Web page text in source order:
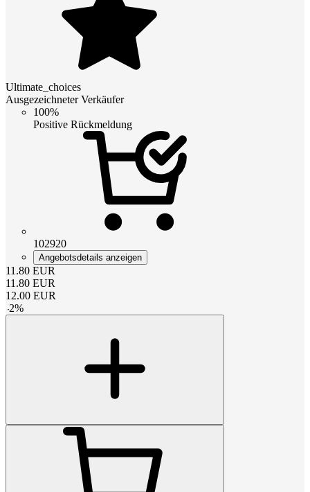
Ultimate_choices
Ausgezeichneter Verkäufer
100%
Positive Rückmeldung
102920
Angebotsdetails anzeigen
11.80 EUR
11.80 EUR
12.00 EUR
-2%